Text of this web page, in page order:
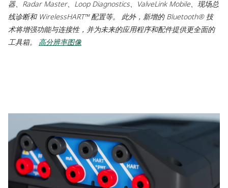
器、Radar Master、Loop Diagnostics、ValveLink Mobile、现场总
线诊断和 WirelessHART™ 配置等。 此外，新增的 Bluetooth® 技
术将增强功能与连接性，并为未来的应用程序和配件提供更全面的
工具箱。 高分辨率图像